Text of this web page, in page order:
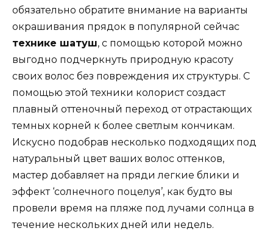
обязательно обратите внимание на варианты
окрашивания прядок в популярной сейчас
технике шатуш, с помощью которой можно
выгодно подчеркнуть природную красоту
своих волос без повреждения их структуры. С
помощью этой техники колорист создаст
плавный оттеночный переход от отрастающих
темных корней к более светлым кончикам.
Искусно подобрав несколько подходящих под
натуральный цвет ваших волос оттенков,
мастер добавляет на пряди легкие блики и
эффект ‘солнечного поцелуя’, как будто вы
провели время на пляже под лучами солнца в
течение нескольких дней или недель.